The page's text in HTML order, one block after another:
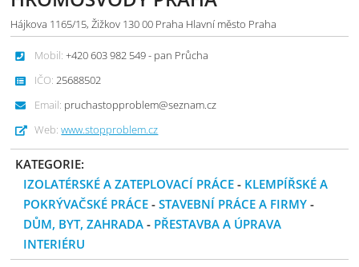
Hájkova 1165/15, Žižkov 130 00 Praha Hlavní město Praha
Mobil: +420 603 982 549 - pan Průcha
IČO: 25688502
Email: pruchastopproblem@seznam.cz
Web: www.stopproblem.cz
KATEGORIE:
IZOLATÉRSKÉ A ZATEPLOVACÍ PRÁCE - KLEMPÍŘSKÉ A
POKRÝVAČSKÉ PRÁCE -STAVEBNÍ PRÁCE A FIRMY -
DŮM, BYT, ZAHRADA - PŘESTAVBA A ÚPRAVA
INTERIÉRU